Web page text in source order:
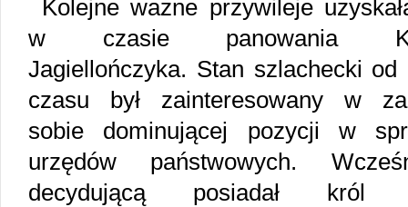
Kolejne ważne przywileje
w czasie panowania
Jagiellończyka. Stan szlachecki od
czasu był zainteresowany w
sobie dominującej pozycji w
urzędów państwowych.
decydującą posiadał